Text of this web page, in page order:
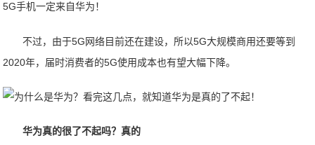
5G手机一定来自华为！
不过，由于5G网络目前还在建设，所以5G大规模商用还要等到
2020年，届时消费者的5G使用成本也有望大幅下降。
华为真的很了不起吗？真的